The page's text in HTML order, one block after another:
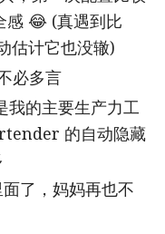
感 😂 (真遇到比
估计它也没辙)
必多言
的主要生产力工
的自动隐藏
了，妈妈再也不